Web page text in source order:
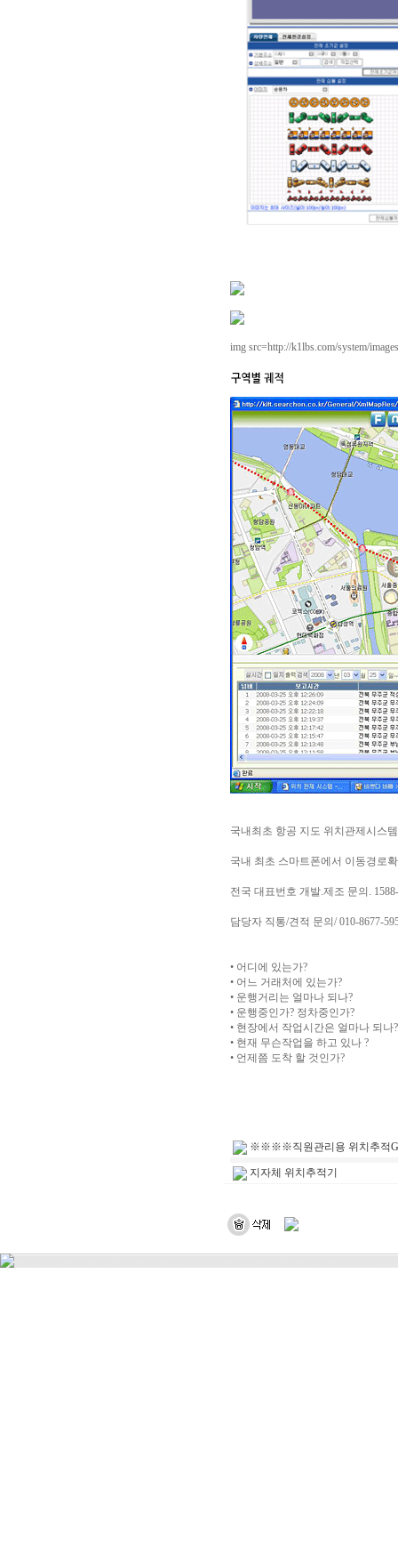
img src=http://k1lbs.com/system/
국내최초 항공 지도 위치관제시스
국내 최초 스마트폰에서 이동경로
전국 대표번호 개발.제조 문의.
담당자 직통/견적 문의/ 010-8677-
• 어디에 있는가?
• 어느 거래처에 있는가?
• 운행거리는 얼마나 되나?
• 운행중인가? 정차중인가?
• 현장에서 작업시간은 얼마나 되나?
• 현재 무슨작업을 하고 있나 ?
• 언제쯤 도착 할 것인가?
※※※※직원관리용 위치추적
지자체 위치추적기